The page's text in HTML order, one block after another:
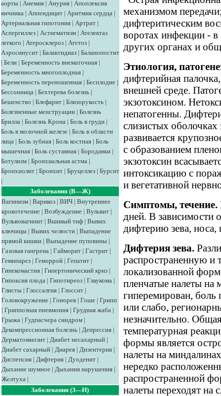
аорты | Анемия | Анурия | Апоплексия
яичника | Аппендицит | Аритмия сердца |
Артериальная гипотония | Артрит |
Аспергиллез | Астигматизм | Ателектаз
легкого | Атеросклероз | Атетоз |
Аэросинусит | Балактидиаз | Баланопостит
| Бели | Беременность внематочная |
Беременность многоплодная |
Беременность переношенная | Бесплодие |
Бессонница | Бехтерева болезнь |
Бешенство | Блефарит | Близорукость |
Болезненные менструации | Болезнь
Брилла | Болезнь Крона | Боль в груди |
Боль в молочной железе | Боль в области
лица | Боль зубная | Боль костная | Боль
мышечная | Боль суставная | Бородавки |
Ботулизм | Бронхиальная астма |
Бронхиолит | Бронхит | Бруцеллез | Бурсит
|
Заболевания (В—Ж)
Вагинизм | Варикоз | ВИЧ | Внутреннее
кровотечение | Возбуждение | Вульвит |
Вульвовагинит | Вшивый тиф | Вывих
ключицы | Вывих челюсти | Выпадение
прямой кишки | Выпадение пуповины |
Газовая гангрена | Гайморит | Гастрит |
Гемипарез | Геморрой | Гепатит |
Гинекомастия | Гипертонический криз |
Гипоксия плода | Гипотиреоз | Глаукома |
Глисты | Глоссалгия | Глоссит |
Головокружение | Гонорея | Гоше | Грипп
| Гриппозная пневмония | Грудная жаба |
Грыжа | Гудпасчера синдром |
Декомпрессионная болезнь | Депрессия |
Дерматомиозит | Диабет несахарный |
Диабет сахарный | Диарея | Дизентерия |
Диспепсия | Дифтерия | Дуоденит |
Дыхание шумное | Дыхания нарушения |
Желтуха |
Заболевания (З—Н)
механизмом
дифтеритическим
воротах инфекции - в
других органах и
Этиология,
дифтерийная
внешней среде.
экзотоксином.
непатогенны.
слизистых оболочках
развивается
с образованием
экзотоксин
интоксикацию с
и вегетативной
Симптомы, течение.
дней. В зависимости
дифтерию зева, носа,
Дифтерия зева.
распространенную и
локализованной
пленчатые налеты на
гиперемирован, боль
или слабо,
незначительно.
температурная
формы является
налеты на
нередко
распространенной
налеты переходят на